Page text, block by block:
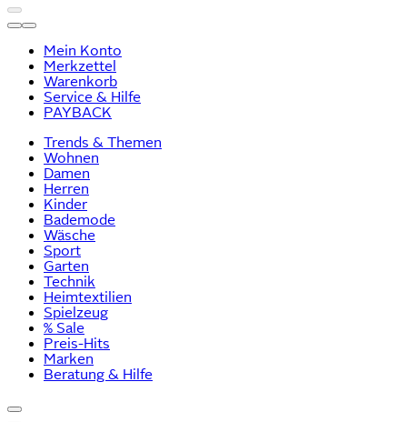
Mein Konto
Merkzettel
Warenkorb
Service & Hilfe
PAYBACK
Trends & Themen
Wohnen
Damen
Herren
Kinder
Bademode
Wäsche
Sport
Garten
Technik
Heimtextilien
Spielzeug
% Sale
Preis-Hits
Marken
Beratung & Hilfe